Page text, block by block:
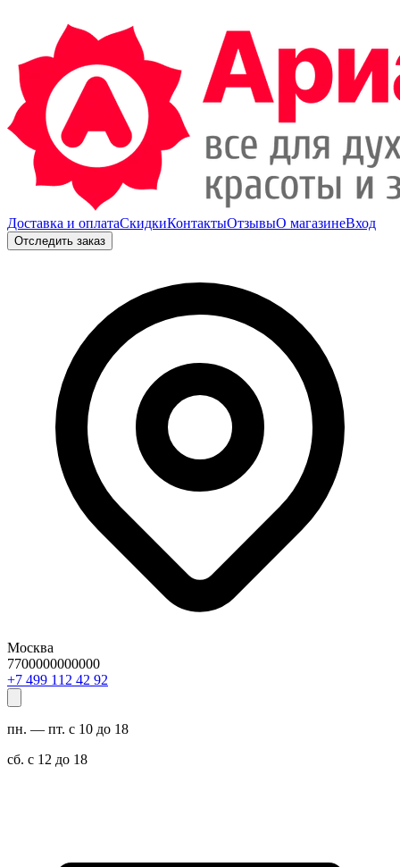
Доставка и оплатаСкидкиКонтактыОтзывыО магазинеВход
Отследить заказ
Москва
7700000000000
29 24 211 994 7+
пн. — пт. с 10 до 18
сб. с 12 до 18